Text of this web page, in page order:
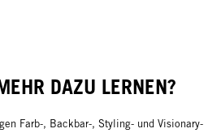
DAZU LERNEN?
Farb-, Backbar-, Styling- und Visionary-